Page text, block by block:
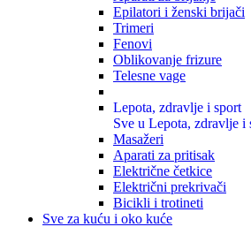
Epilatori i ženski brijači
Trimeri
Fenovi
Oblikovanje frizure
Telesne vage
Lepota, zdravlje i sport
Sve u Lepota, zdravlje i
Masažeri
Aparati za pritisak
Električne četkice
Električni prekrivači
Bicikli i trotineti
Sve za kuću i oko kuće